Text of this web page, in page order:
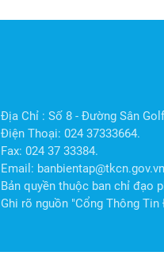
Địa Chỉ : Số 8 - Đường Sân
Điện Thoại: 024 37333664.
Fax: 024 37 33384.
Email:
Bản quyền thuộc ban chỉ đạo
Ghi rõ nguồn "Cổng Thông